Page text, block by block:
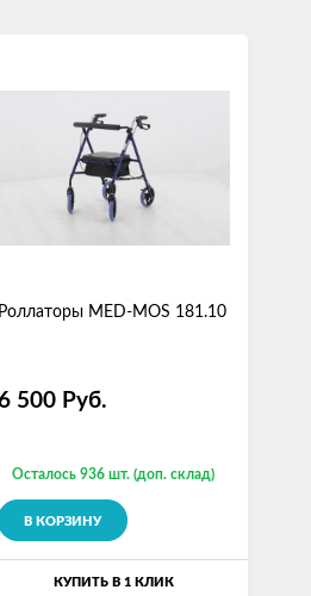
Роллаторы MED-MOS 181.10
500 Руб.
Осталось 936 шт. (доп. склад)
В КОРЗИНУ
КУПИТЬ В 1 КЛИК